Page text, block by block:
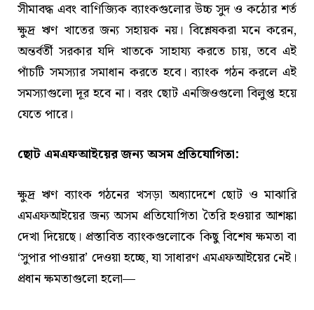
সীমাবদ্ধ এবং বাণিজ্যিক ব্যাংকগুলোর উচ্চ সুদ ও কঠোর শর্ত
ক্ষুদ্র ঋণ খাতের জন্য সহায়ক নয়। বিশ্লেষকরা মনে করেন,
অন্তর্বর্তী সরকার যদি খাতকে সাহায্য করতে চায়, তবে এই
পাঁচটি সমস্যার সমাধান করতে হবে। ব্যাংক গঠন করলে এই
সমস্যাগুলো দূর হবে না। বরং ছোট এনজিওগুলো বিলুপ্ত হয়ে
যেতে পারে।
ছোট এমএফআইয়ের জন্য অসম প্রতিযোগিতা:
ক্ষুদ্র ঋণ ব্যাংক গঠনের খসড়া অধ্যাদেশে ছোট ও মাঝারি
এমএফআইয়ের জন্য অসম প্রতিযোগিতা তৈরি হওয়ার আশঙ্কা
দেখা দিয়েছে। প্রস্তাবিত ব্যাংকগুলোকে কিছু বিশেষ ক্ষমতা বা
‘সুপার পাওয়ার’ দেওয়া হচ্ছে, যা সাধারণ এমএফআইয়ের নেই।
প্রধান ক্ষমতাগুলো হলো—